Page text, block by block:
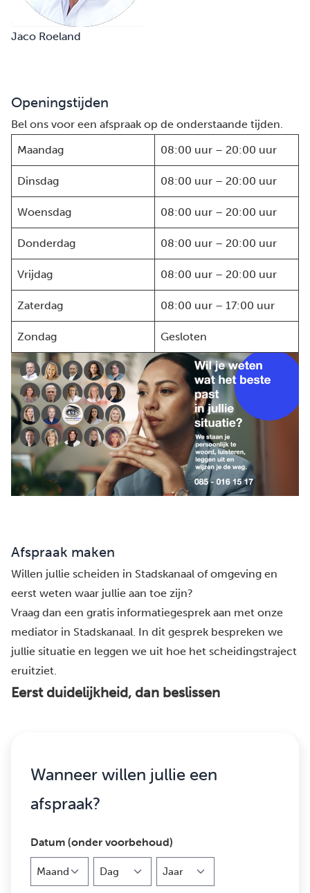
Jaco Roeland
Openingstijden
Bel ons voor een afspraak op de onderstaande tijden.
Maandag
08:00 uur – 20:00 uur
Dinsdag 08:00 uur – 20:00 uur
Woensdag 08:00 uur – 20:00 uur
Donderdag 08:00 uur – 20:00 uur
Vrijdag 08:00 uur – 20:00 uur
Zaterdag 08:00 uur – 17:00 uur
Zondag Gesloten
Afspraak maken
Willen jullie scheiden in Stadskanaal of omgeving en
eerst weten waar jullie aan toe zijn?
Vraag dan een gratis informatiegesprek aan met onze
mediator in Stadskanaal. In dit gesprek bespreken we
jullie situatie en leggen we uit hoe het scheidingstraject
eruitziet.
Eerst duidelijkheid, dan beslissen
Wanneer willen jullie een
afspraak?
Datum (onder voorbehoud)